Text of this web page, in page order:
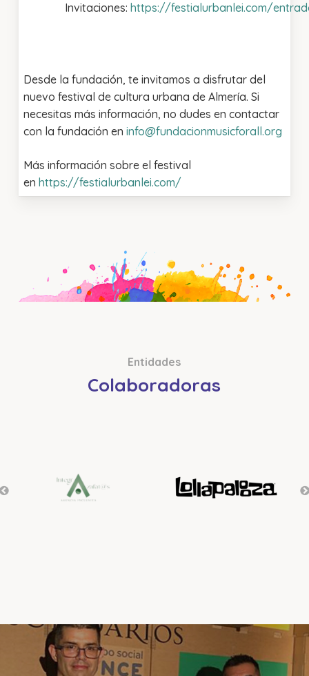
Invitaciones: https://festialurbanlei.com/
Desde la fundación, te invitamos a disfrutar del
nuevo festival de cultura urbana de Almería. Si
necesitas más información, no dudes en contactar
con la fundación en info@fundacionmusicforall.org
Más información sobre el festival
en https://festialurbanlei.com/
Entidades
Colaboradoras